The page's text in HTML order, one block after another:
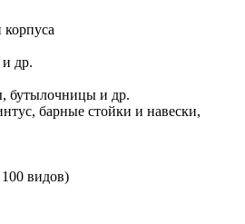
корпуса
др.
бутылочницы и др.
барные стойки и навески,
100 видов)